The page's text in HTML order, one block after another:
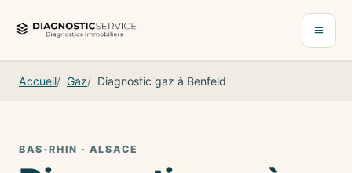
Ouvrir
Accueil Gaz Diagnostic gaz à Benfeld
BAS-RHIN · ALSACE